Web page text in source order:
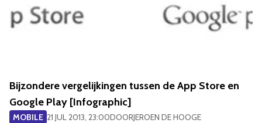
Bijzondere vergelijkingen tussen de App Store en
Google Play [Infographic]
MOBILE 21 JUL 2013, 23:00DOORJEROEN DE HOOGE